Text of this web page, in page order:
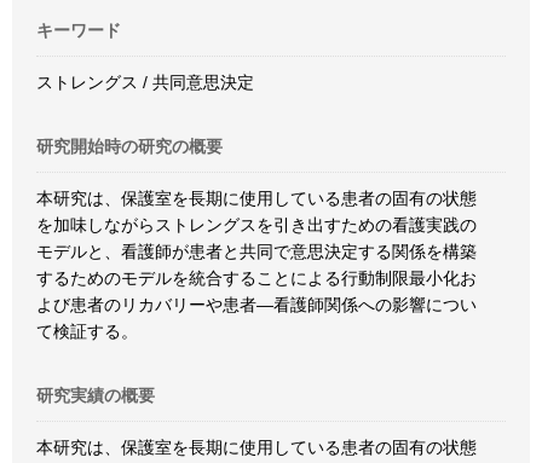
キーワード
ストレングス / 共同意思決定
研究開始時の研究の概要
本研究は、保護室を長期に使用している患者の固有の状態
を加味しながらストレングスを引き出すための看護実践の
モデルと、看護師が患者と共同で意思決定する関係を構築
するためのモデルを統合することによる行動制限最小化お
よび患者のリカバリーや患者―看護師関係への影響につい
て検証する。
研究実績の概要
本研究は、保護室を長期に使用している患者の固有の状態